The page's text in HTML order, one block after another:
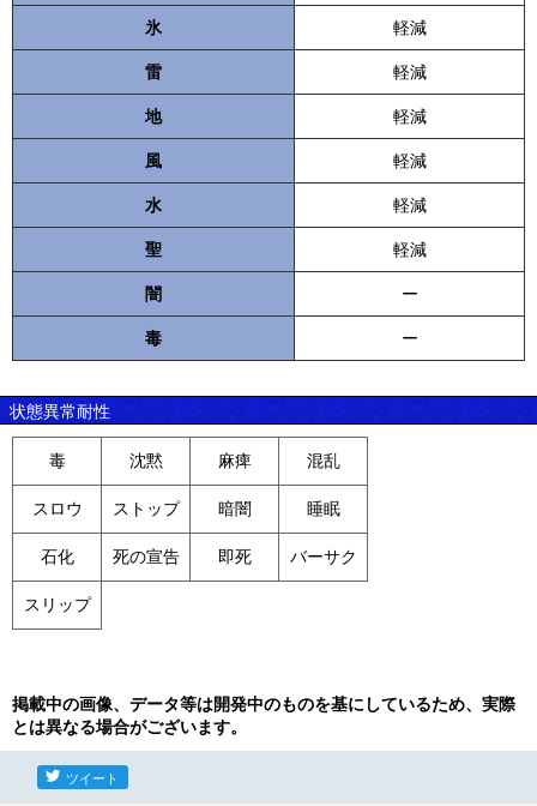
氷 軽減
雷 軽減
地 軽減
風 軽減
水 軽減
聖 軽減
闇 ー
毒 ー
状態異常耐性
毒 沈黙 麻痺 混乱
スロウ ストップ 暗闇 睡眠
石化 死の宣告 即死 バーサク
スリップ
掲載中の画像、データ等は開発中のものを基にしているため、実際
とは異なる場合がございます。
ツイート